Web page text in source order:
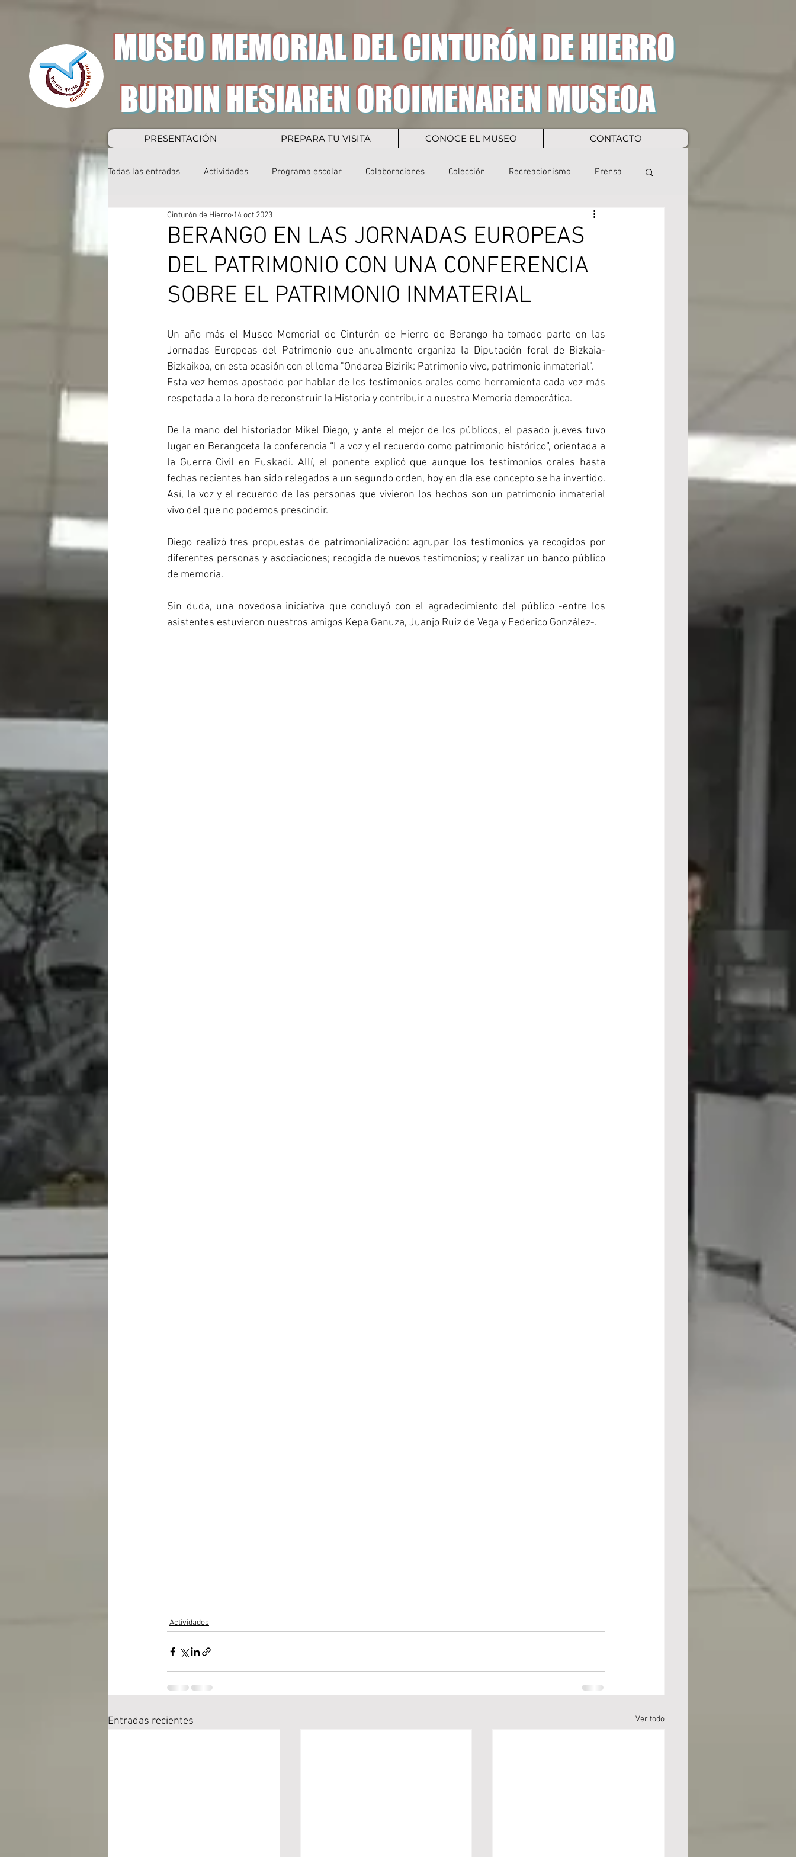
MUSEO MEMORIAL DEL CINTURÓN DE HIERRO
PRESENTACIÓN PREPARA TU VISITA CONOCE EL MUSEO CONTACTO
BURDIN HESIAREN OROIMENAREN MUSEOA
Todas las entradas Actividades Programa escolar Colaboraciones Colección Recreacionismo Prensa
BERANGO EN LAS JORNADAS EUROPEAS
DEL PATRIMONIO CON UNA CONFERENCIA
SOBRE EL PATRIMONIO INMATERIAL
Cinturón de Hierro 14 oct 2023
Un año más el Museo Memorial de Cinturón de Hierro de Berango ha tomado parte en las
Jornadas Europeas del Patrimonio que anualmente organiza la Diputación foral de Bizkaia-
Bizkaikoa, en esta ocasión con el lema "Ondarea Bizirik: Patrimonio vivo, patrimonio inmaterial".
Esta vez hemos apostado por hablar de los testimonios orales como herramienta cada vez más
respetada a la hora de reconstruir la Historia y contribuir a nuestra Memoria democrática.
De la mano del historiador Mikel Diego, y ante el mejor de los públicos, el pasado jueves tuvo
lugar en Berangoeta la conferencia “La voz y el recuerdo como patrimonio histórico”, orientada a
la Guerra Civil en Euskadi. Allí, el ponente explicó que aunque los testimonios orales hasta
fechas recientes han sido relegados a un segundo orden, hoy en día ese concepto se ha invertido.
Así, la voz y el recuerdo de las personas que vivieron los hechos son un patrimonio inmaterial
vivo del que no podemos prescindir.
Diego realizó tres propuestas de patrimonialización: agrupar los testimonios ya recogidos por
diferentes personas y asociaciones; recogida de nuevos testimonios; y realizar un banco público
de memoria.
Sin duda, una novedosa iniciativa que concluyó con el agradecimiento del público -entre los
asistentes estuvieron nuestros amigos Kepa Ganuza, Juanjo Ruiz de Vega y Federico González-.
Actividades
Entradas recientes Ver todo